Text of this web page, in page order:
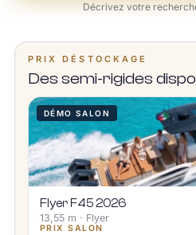
Décrivez votre
PRIX DÉSTOCKAGE
Des semi-rigides
DÉMO SALON
Flyer F45 2026
13,55 m · Flyer
PRIX SALON